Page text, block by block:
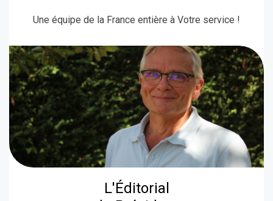
Une équipe de la France entière à Votre service !
L'Éditorial